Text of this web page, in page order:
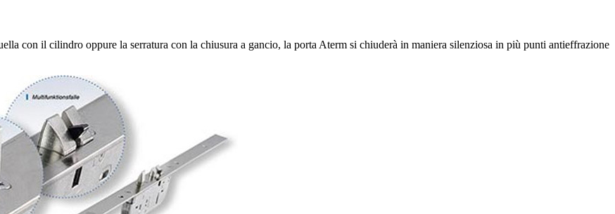
con il cilindro oppure la serratura con la chiusura a gancio, la porta Aterm si chiuderà in maniera silenziosa in più punti antieffrazione